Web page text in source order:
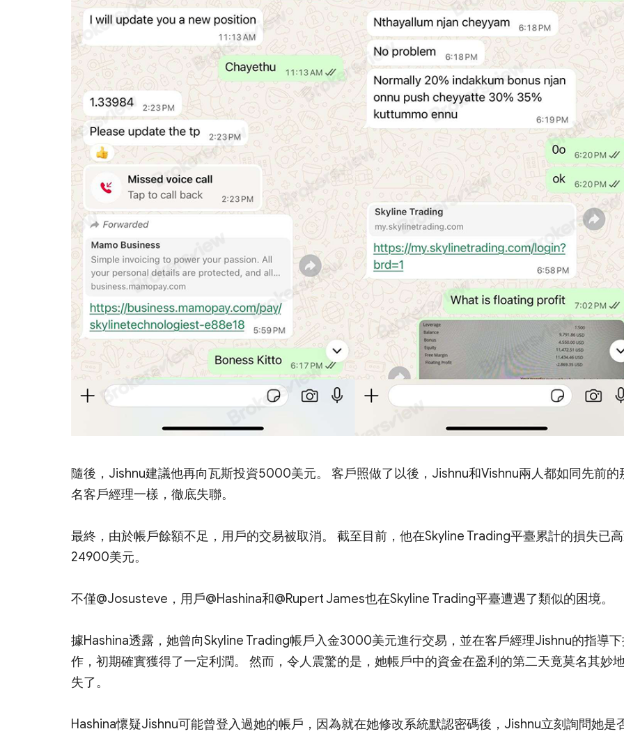
隨後，Jishnu建議他再向瓦斯投資5000美元。 客戶照做了以後，Jishnu和Vishnu兩人都如同先前的
名客戶經理一樣，徹底失聯。
最終，由於帳戶餘額不足，用戶的交易被取消。 截至目前，他在Skyline Trading平臺累計的損失已
24900美元。
不僅@Josusteve，用戶@Hashina和@Rupert James也在Skyline Trading平臺遭遇了類似的困境。
據Hashina透露，她曾向Skyline Trading帳戶入金3000美元進行交易，並在客戶經理Jishnu的指導
作，初期確實獲得了一定利潤。 然而，令人震驚的是，她帳戶中的資金在盈利的第二天竟莫名其妙
失了。
Hashina懷疑Jishnu可能曾登入過她的帳戶，因為就在她修改系統默認密碼後，Jishnu立刻詢問她是